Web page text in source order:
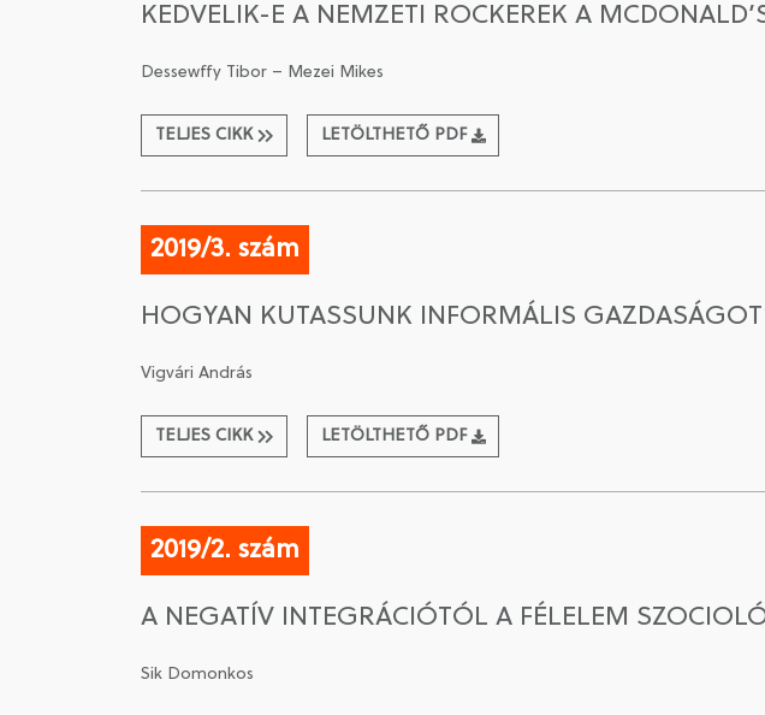
KEDVELIK-E A NEMZETI ROCKEREK A
Dessewffy Tibor – Mezei Mikes
TELJES CIKK LETÖLTHETŐ PDF
2019/3. szám
HOGYAN KUTASSUNK INFORMÁLIS
Vigvári András
TELJES CIKK LETÖLTHETŐ PDF
2019/2. szám
A NEGATÍV INTEGRÁCIÓTÓL A FÉLELEM
Sik Domonkos